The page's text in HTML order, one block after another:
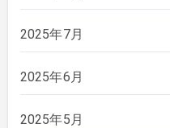
2025年7月
2025年6月
2025年5月